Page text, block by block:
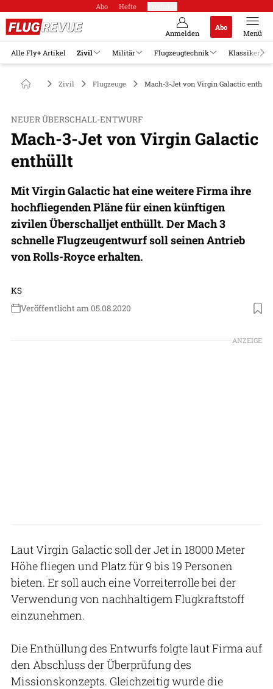
Abo Hefte
Anmelden
Abo
Menü
Alle Fly+ Artikel Zivil Militär Flugzeugtechnik Klassiker
Zivil Flugzeuge Mach-3-Jet von Virgin Galactic enthüllt
NEUER ÜBERSCHALL-ENTWURF
Mach-3-Jet von Virgin Galactic
enthüllt
Mit Virgin Galactic hat eine weitere Firma ihre
hochfliegenden Pläne für einen künftigen
zivilen Überschalljet enthüllt. Der Mach 3
schnelle Flugzeugentwurf soll seinen Antrieb
von Rolls-Royce erhalten.
KS
Veröffentlicht am 05.08.2020
Foto: Virgin Galactic
ANZEIGE
Laut Virgin Galactic soll der Jet in 18000 Meter
Höhe fliegen und Platz für 9 bis 19 Personen
bieten. Er soll auch eine Vorreiterrolle bei der
Verwendung von nachhaltigem Flugkraftstoff
einzunehmen.
Die Enthüllung des Entwurfs folgte laut Firma auf
den Abschluss der Überprüfung des
Missionskonzepts. Gleichzeitig wurde die